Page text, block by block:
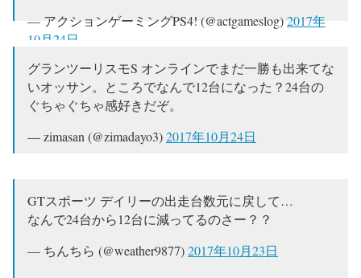
— アクションゲーミングPS4! (@actgameslog)2017年
10月24日
グランツーリスモS オンラインでまだ一勝も出来てな
いオッサン。ところでなんで12台になった？24台の
ぐちゃぐちゃ感好きだぞ。
— zimasan (@zimadayo3)2017年10月24日
GTスポーツ デイリーの出走台数元に戻して…
なんで24台から12台に減ってるのさー？？
— ちんちら (@weather9877)2017年10月23日